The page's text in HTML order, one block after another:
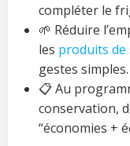
compléter le
🌱 Réduire
les produits de
gestes simples.
📋 Au
conservation,
“économies +